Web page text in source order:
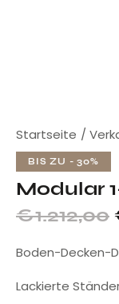
Startseite
BIS ZU - 30%
Modular
€1.212,00
Boden-Decken-
Lackierte